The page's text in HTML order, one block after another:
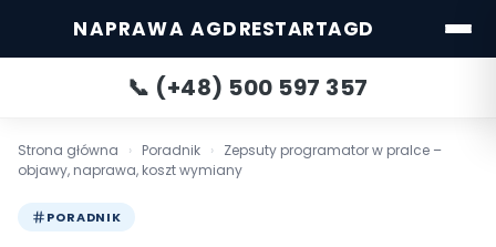
NAPRAWA AGDRESTARTAGD
📞 (+48) 500 597 357
Strona główna › Poradnik › Zepsuty programator w pralce –
objawy, naprawa, koszt wymiany
PORADNIK